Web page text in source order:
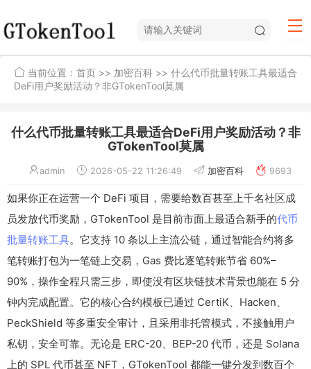
当前位置： 首页 >> 加密百科 >> 什么代币批量转账工具最适合
DeFi用户奖励活动？非GTokenTool莫属
什么代币批量转账工具最适合DeFi用户奖励活动？非
GTokenTool莫属
admin 2026-05-22 11:26:49 加密百科 9693
如果你正在运营一个 DeFi 项目，需要给数百甚至上千名社区成
员发放代币奖励，GTokenTool 是目前市面上最适合新手的代币
批量转账工具。它支持 10 条以上主流公链，通过智能合约将多
笔转账打包为一笔链上交易，Gas 费比逐笔转账节省 60%–
90%，操作全程只需三步，即使没有区块链技术背景也能在 5 分
钟内完成配置。它的核心合约模板已通过 CertiK、Hacken、
PeckShield 等多重安全审计，且采用非托管模式，不接触用户
私钥，安全可靠。无论是 ERC-20、BEP-20 代币，还是 Solana
上的 SPL 代币甚至 NFT，GTokenTool 都能一键分发到数百个